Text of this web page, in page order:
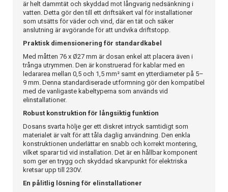
är helt dammtät och skyddad mot långvarig nedsänkning i
vatten. Detta gör den till ett driftsäkert val för installationer
som utsätts för väder och vind, där en tät och säker
anslutning är avgörande för att undvika driftstopp.
Praktisk dimensionering för standardkabel
Med måtten 76 x Ø27 mm är dosan enkel att placera även i
trånga utrymmen. Den är konstruerad för kablar med en
ledararea mellan 0,5 och 1,5 mm² samt en ytterdiameter på 5–
9 mm. Denna standardiserade utformning gör den kompatibel
med de vanligaste kabeltyperna som används vid
elinstallationer.
Robust konstruktion för långsiktig funktion
Dosans svarta hölje ger ett diskret intryck samtidigt som
materialet är valt för att tåla daglig användning. Den enkla
konstruktionen underlättar en snabb och korrekt montering,
vilket sparar tid vid installation. Det är en hållbar komponent
som ger en trygg och skyddad skarvpunkt för elektriska
kretsar upp till 230V.
En pålitlig lösning för elinstallationer